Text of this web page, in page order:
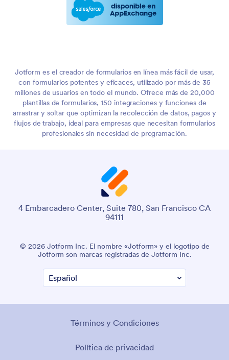
Jotform es el creador de formularios en línea más fácil de usar,
con formularios potentes y eficaces, utilizado por más de 35
millones de usuarios en todo el mundo. Ofrece más de 20,000
plantillas de formularios, 150 integraciones y funciones de
arrastrar y soltar que optimizan la recolección de datos, pagos y
flujos de trabajo, ideal para empresas que necesitan formularios
profesionales sin necesidad de programación.
4 Embarcadero Center, Suite 780, San Francisco CA
94111
© 2026 Jotform Inc. El nombre «Jotform» y el logotipo de
Jotform son marcas registradas de Jotform Inc.
Términos y Condiciones
Política de privacidad